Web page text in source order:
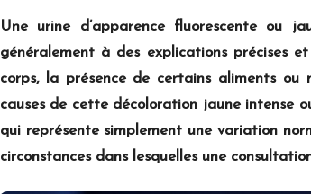
Une urine d’apparence fluorescente ou
généralement à des explications précises
corps, la présence de certains aliments
causes de cette décoloration jaune intense
qui représente simplement une variation
circonstances dans lesquelles une